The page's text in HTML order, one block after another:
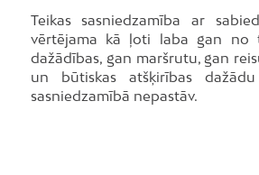
Teikas sasniedzamība ar
vērtējama kā ļoti laba gan no
dažādības, gan maršrutu, gan
un būtiskas atšķirības
sasniedzamībā nepastāv.